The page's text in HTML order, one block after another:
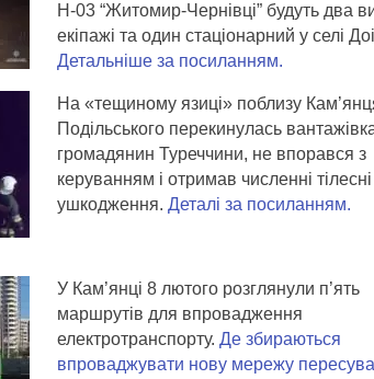
Н-03 “Житомир-Чернівці” будуть два
екіпажі та один стаціонарний у селі
Детальніше за посиланням.
На «тещиному язиці» поблизу
Подільського перекинулась
громадянин Туреччини, не впорався з
керуванням і отримав численні тілесні
ушкодження. Деталі за посиланням.
У Кам’янці 8 лютого розглянули п’ять
маршрутів для впровадження
електротранспорту. Де збираються
впроваджувати нову мережу